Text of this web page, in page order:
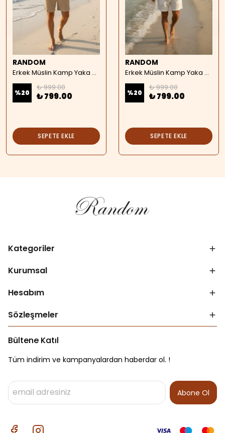
RANDOM
Erkek Müslin Kamp Yaka Kısa Kollu Gömlek - bej
%20
₺ 999.00
₺ 799.00
SEPETE EKLE
RANDOM
Erkek Müslin Kamp Yaka Kısa Kollu Gömlek - beyaz
%20
₺ 999.00
₺ 799.00
SEPETE EKLE
Kategoriler
Kurumsal
Hesabım
Sözleşmeler
Bültene Katıl
Tüm indirim ve kampanyalardan haberdar ol. !
Abone Ol